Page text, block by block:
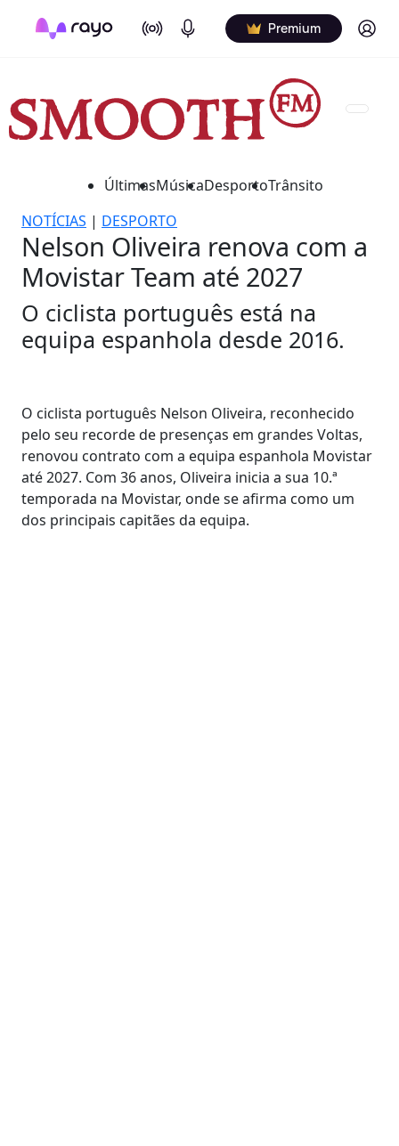
On Air Podcasts Premium Log in
ÚltimasMúsicaDesportoTrânsito
NOTÍCIAS | DESPORTO
Nelson Oliveira renova com a
Movistar Team até 2027
O ciclista português está na
equipa espanhola desde 2016.
O ciclista português Nelson Oliveira, reconhecido
pelo seu recorde de presenças em grandes Voltas,
renovou contrato com a equipa espanhola Movistar
até 2027. Com 36 anos, Oliveira inicia a sua 10.ª
temporada na Movistar, onde se afirma como um
dos principais capitães da equipa.